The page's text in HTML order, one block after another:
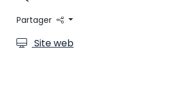
Partager
Site web